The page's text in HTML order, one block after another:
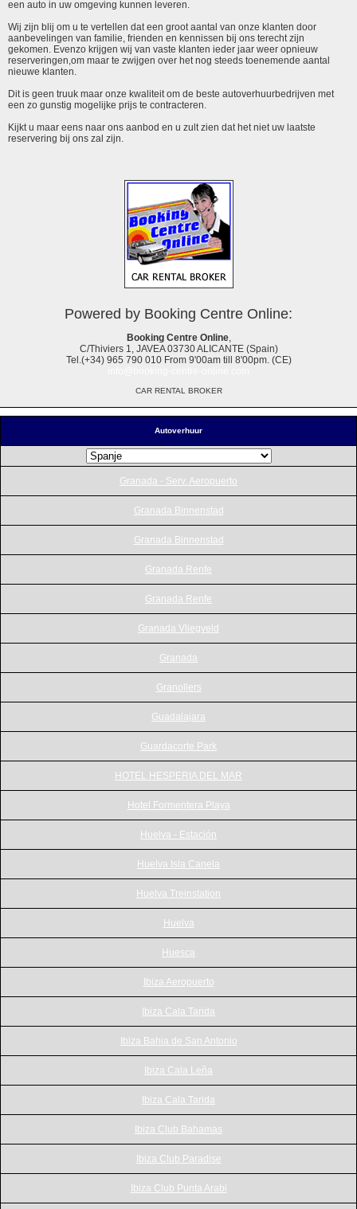
Autoverhuur
Granada - Serv. Aeropuerto
Granada Binnenstad
Granada Binnenstad
Granada Renfe
Granada Renfe
Granada Vliegveld
Granada
Granollers
Guadalajara
Guardacorte Park
HOTEL HESPERIA DEL MAR
Hotel Formentera Playa
Huelva - Estación
Huelva Isla Canela
Huelva Treinstation
Huelva
Huesca
Ibiza Aeropuerto
Ibiza Cala Tarida
Ibiza Bahia de San Antonio
Ibiza Cala Leña
Ibiza Cala Tarida
Ibiza Club Bahamas
Ibiza Club Paradise
Ibiza Club Punta Arabi
een auto in uw omgeving kunnen leveren.
Wij zijn blij om u te vertellen dat een groot aantal van onze klanten door
aanbevelingen van familie, frienden en kennissen bij ons terecht zijn
gekomen. Evenzo krijgen wij van vaste klanten ieder jaar weer opnieuw
reserveringen,om maar te zwijgen over het nog steeds toenemende aantal
nieuwe klanten.
Dit is geen truuk maar onze kwaliteit om de beste autoverhuurbedrijven met
een zo gunstig mogelijke prijs te contracteren.
Kijkt u maar eens naar ons aanbod en u zult zien dat het niet uw laatste
reservering bij ons zal zijn.
Powered by Booking Centre Online:
Booking Centre Online,
C/Thiviers 1, JAVEA 03730 ALICANTE (Spain)
Tel.(+34) 965 790 010 From 9'00am till 8'00pm. (CE)
CAR RENTAL BROKER